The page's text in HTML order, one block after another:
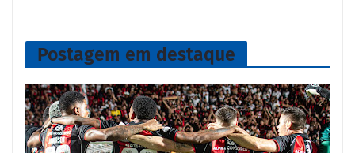
Postagem em destaque